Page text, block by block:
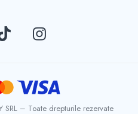
SRL – Toate drepturile rezervate